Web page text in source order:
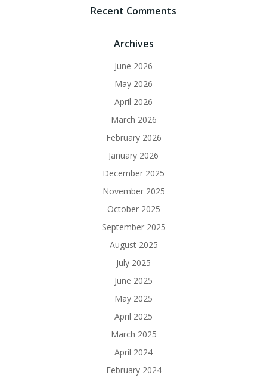
Recent Comments
Archives
June 2026
May 2026
April 2026
March 2026
February 2026
January 2026
December 2025
November 2025
October 2025
September 2025
August 2025
July 2025
June 2025
May 2025
April 2025
March 2025
April 2024
February 2024